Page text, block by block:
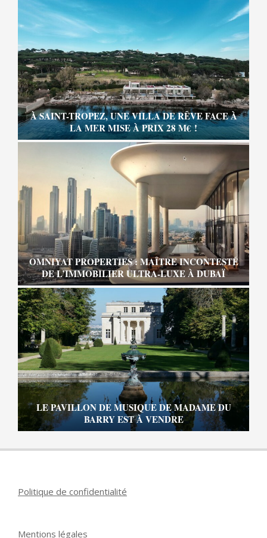
À SAINT-TROPEZ, UNE VILLA DE RÊVE FACE À
LA MER MISE À PRIX 28 M€ !
OMNIYAT PROPERTIES : MAÎTRE INCONTESTÉ
DE L’IMMOBILIER ULTRA-LUXE À DUBAÏ
LE PAVILLON DE MUSIQUE DE MADAME DU
BARRY EST À VENDRE
Politique de confidentialité
Mentions légales